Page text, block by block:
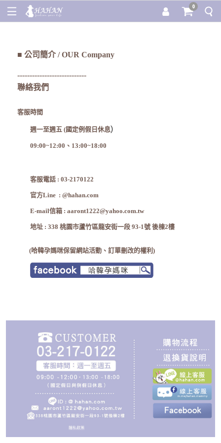
0
■ 公司簡介 / OUR Company
----------------------------
聯絡我們
客服時間
週一至週五 (國定例假日休息)
09:00~12:00、13:00~18:00
客服電話 : 03-2170122
官方Line : @hahan.com
E-mail信箱 : aaront1222@yahoo.com.tw
地址 : 338 桃園市蘆竹區龍安街一段 93-1號 後棟2樓
(哈韓孕媽咪保留網站活動、訂單刪改的權利)